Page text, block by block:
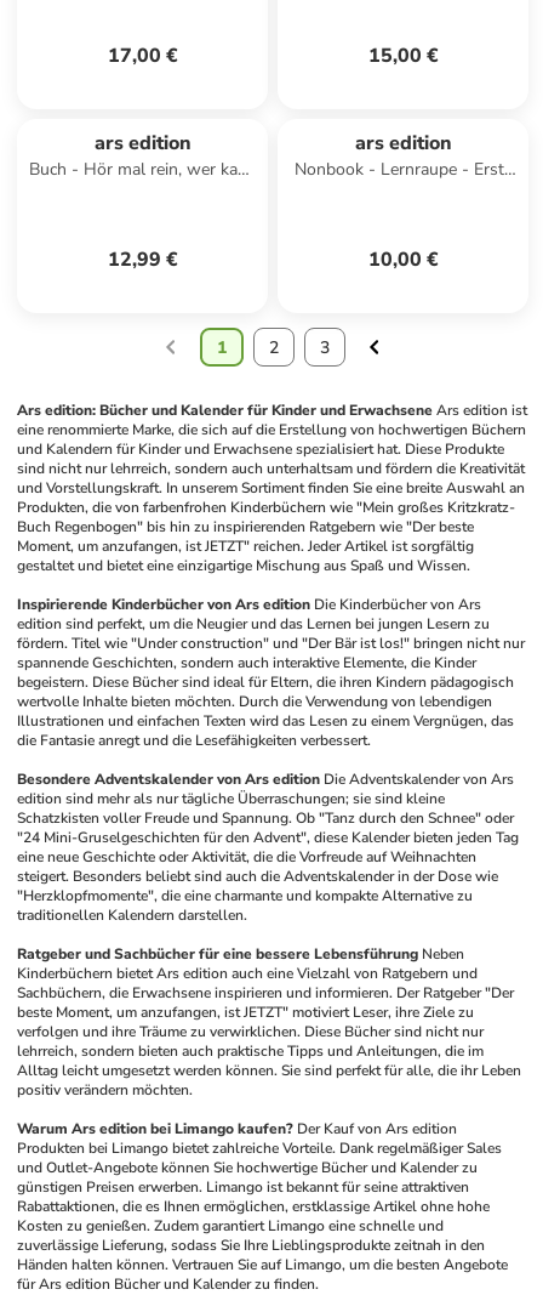
17,00 € 15,00 €
ars edition
Buch - Hör mal rein, wer kann
12,99 €
ars edition
Nonbook - Lernraupe - Erste
10,00 €
1 2 3
Ars edition: Bücher und Kalender für Kinder und Erwachsene Ars edition ist
eine renommierte Marke, die sich auf die Erstellung von hochwertigen Büchern
und Kalendern für Kinder und Erwachsene spezialisiert hat. Diese Produkte
sind nicht nur lehrreich, sondern auch unterhaltsam und fördern die Kreativität
und Vorstellungskraft. In unserem Sortiment finden Sie eine breite Auswahl an
Produkten, die von farbenfrohen Kinderbüchern wie "Mein großes Kritzkratz-
Buch Regenbogen" bis hin zu inspirierenden Ratgebern wie "Der beste
Moment, um anzufangen, ist JETZT" reichen. Jeder Artikel ist sorgfältig
gestaltet und bietet eine einzigartige Mischung aus Spaß und Wissen.
Inspirierende Kinderbücher von Ars edition Die Kinderbücher von Ars
edition sind perfekt, um die Neugier und das Lernen bei jungen Lesern zu
fördern. Titel wie "Under construction" und "Der Bär ist los!" bringen nicht nur
spannende Geschichten, sondern auch interaktive Elemente, die Kinder
begeistern. Diese Bücher sind ideal für Eltern, die ihren Kindern pädagogisch
wertvolle Inhalte bieten möchten. Durch die Verwendung von lebendigen
Illustrationen und einfachen Texten wird das Lesen zu einem Vergnügen, das
die Fantasie anregt und die Lesefähigkeiten verbessert.
Besondere Adventskalender von Ars edition Die Adventskalender von Ars
edition sind mehr als nur tägliche Überraschungen; sie sind kleine
Schatzkisten voller Freude und Spannung. Ob "Tanz durch den Schnee" oder
"24 Mini-Gruselgeschichten für den Advent", diese Kalender bieten jeden Tag
eine neue Geschichte oder Aktivität, die die Vorfreude auf Weihnachten
steigert. Besonders beliebt sind auch die Adventskalender in der Dose wie
"Herzklopfmomente", die eine charmante und kompakte Alternative zu
traditionellen Kalendern darstellen.
Ratgeber und Sachbücher für eine bessere Lebensführung Neben
Kinderbüchern bietet Ars edition auch eine Vielzahl von Ratgebern und
Sachbüchern, die Erwachsene inspirieren und informieren. Der Ratgeber "Der
beste Moment, um anzufangen, ist JETZT" motiviert Leser, ihre Ziele zu
verfolgen und ihre Träume zu verwirklichen. Diese Bücher sind nicht nur
lehrreich, sondern bieten auch praktische Tipps und Anleitungen, die im
Alltag leicht umgesetzt werden können. Sie sind perfekt für alle, die ihr Leben
positiv verändern möchten.
Warum Ars edition bei Limango kaufen? Der Kauf von Ars edition
Produkten bei Limango bietet zahlreiche Vorteile. Dank regelmäßiger Sales
und Outlet-Angebote können Sie hochwertige Bücher und Kalender zu
günstigen Preisen erwerben. Limango ist bekannt für seine attraktiven
Rabattaktionen, die es Ihnen ermöglichen, erstklassige Artikel ohne hohe
Kosten zu genießen. Zudem garantiert Limango eine schnelle und
zuverlässige Lieferung, sodass Sie Ihre Lieblingsprodukte zeitnah in den
Händen halten können. Vertrauen Sie auf Limango, um die besten Angebote
für Ars edition Bücher und Kalender zu finden.